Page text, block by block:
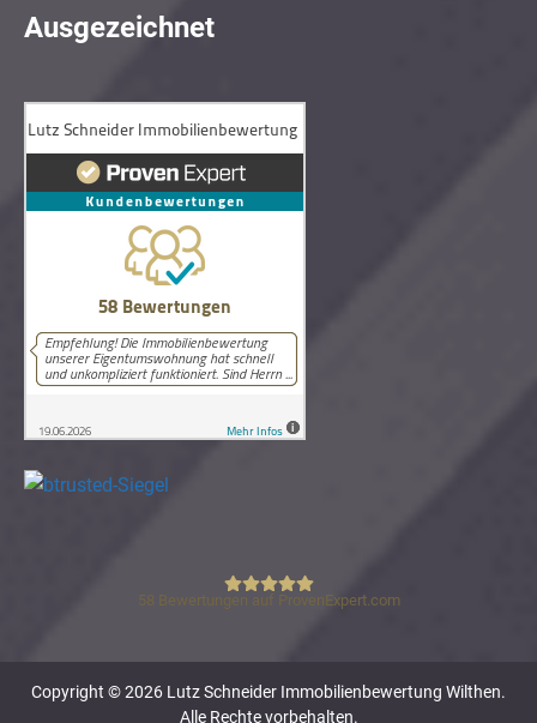
Ausgezeichnet
Lutz Schneider Immobilienbewertung
58 Bewertungen auf ProvenExpert.com
Copyright © 2026 Lutz Schneider Immobilienbewertung Wilthen.
Alle Rechte vorbehalten.